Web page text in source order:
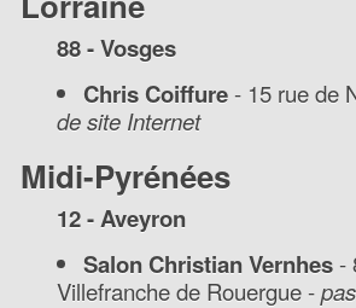
88 - Vosges
Chris Coiffure- 15 rue de
de site Internet
Midi-Pyrénées
12 - Aveyron
Salon Christian Vernhes-
Villefranche de Rouergue -